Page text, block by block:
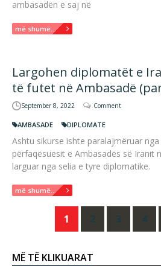
ambasadën e saj në
më shumë...
Largohen diplomatët e
të futet në Ambasadë
September 8, 2022 Comment
AMBASADE DIPLOMATE
Ashtu sikurse ishte paralajmëruar
përfaqësuesit e Ambasadës së Iranit
larguar nga selia e tyre diplomatike.
më shumë...
navigation
1 2 3 4
MË TË KLIKUARAT